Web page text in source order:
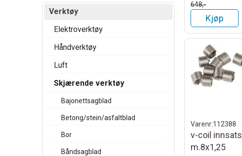
Verktøy
Elektroverktøy
Håndverktøy
Luft
Skjærende verktøy
Bajonettsagblad
Betong/stein/asfaltblad
Bor
Båndsagblad
648,-
Kjøp
Varenr:112388
v-coil innsats
m.8x1,25